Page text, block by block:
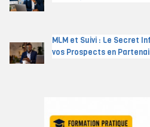
MLM et Suivi : Le Secret
vos Prospects en